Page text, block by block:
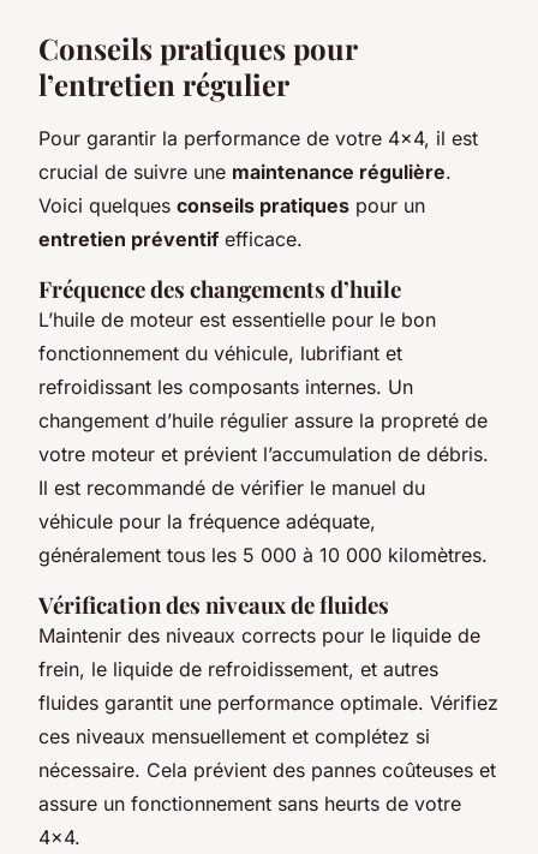
Conseils pratiques pour
l’entretien régulier
Pour garantir la performance de votre 4×4, il est
crucial de suivre une maintenance régulière.
Voici quelques conseils pratiques pour un
entretien préventif efficace.
Fréquence des changements d’huile
L’huile de moteur est essentielle pour le bon
fonctionnement du véhicule, lubrifiant et
refroidissant les composants internes. Un
changement d’huile régulier assure la propreté de
votre moteur et prévient l’accumulation de débris.
Il est recommandé de vérifier le manuel du
véhicule pour la fréquence adéquate,
généralement tous les 5 000 à 10 000 kilomètres.
Vérification des niveaux de fluides
Maintenir des niveaux corrects pour le liquide de
frein, le liquide de refroidissement, et autres
fluides garantit une performance optimale. Vérifiez
ces niveaux mensuellement et complétez si
nécessaire. Cela prévient des pannes coûteuses et
assure un fonctionnement sans heurts de votre
4×4.